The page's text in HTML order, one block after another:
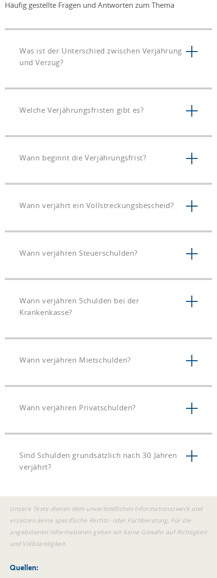
Häufig gestellte Fragen und Antworten zum Thema
Was ist der Unterschied zwischen Verjährung
und Verzug?
Welche Verjährungsfristen gibt es?
Wann beginnt die Verjährungsfrist?
Wann verjährt ein Vollstreckungsbescheid?
Wann verjähren Steuerschulden?
Wann verjähren Schulden bei der
Krankenkasse?
Wann verjähren Mietschulden?
Wann verjähren Privatschulden?
Sind Schulden grundsätzlich nach 30 Jahren
verjährt?
Unsere Texte dienen dem unverbindlichen Informationszweck und
ersetzen keine spezifische Rechts- oder Fachberatung. Für die
angebotenen Informationen geben wir keine Gewähr auf Richtigkeit
und Vollständigkeit.
Quellen: